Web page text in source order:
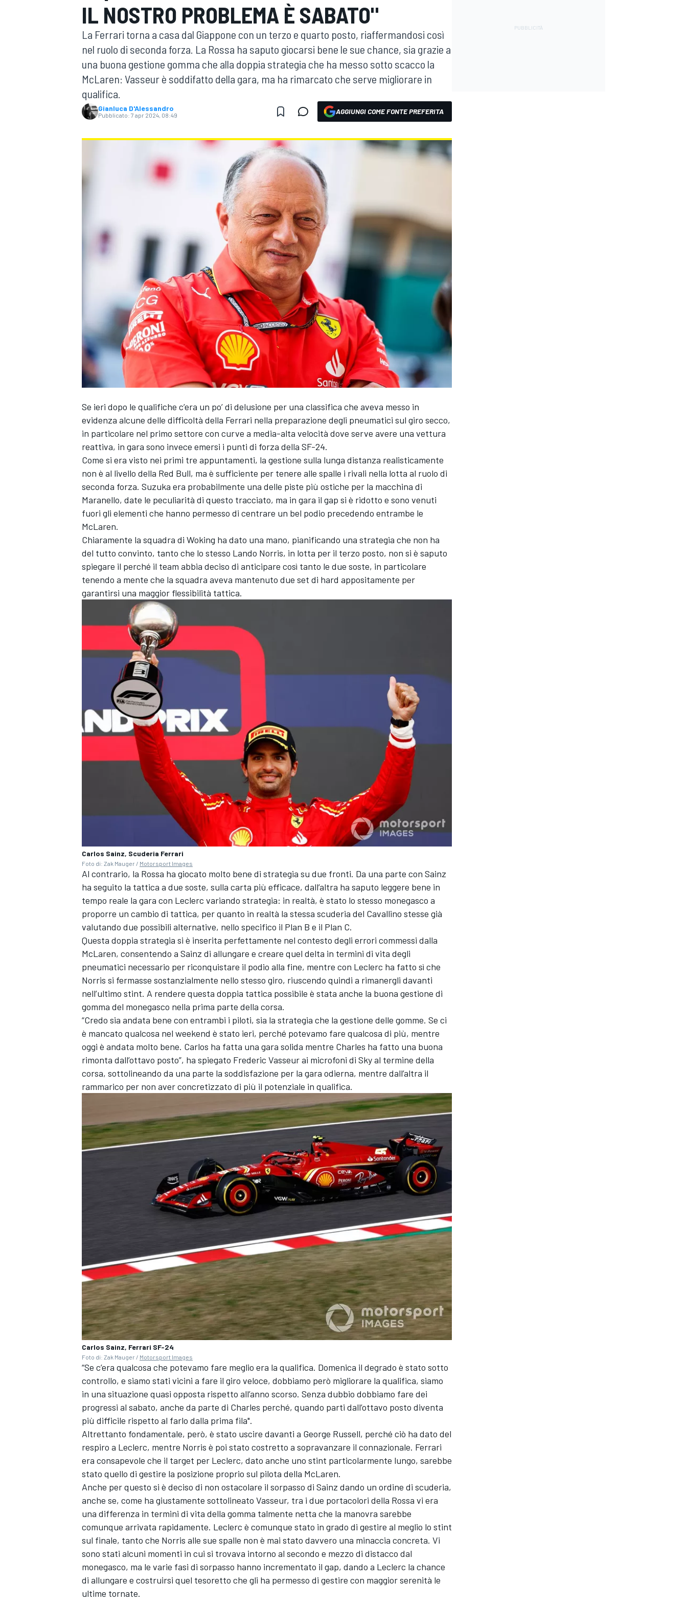
MOTOGP WEC
MONOPOSTO
ENDURANCE/GT
RALLY
IL NOSTRO PROBLEMA È SABATO"
La Ferrari torna a casa dal Giappone con un terzo e quarto posto, riaffermandosi così
nel ruolo di seconda forza. La Rossa ha saputo giocarsi bene le sue chance, sia grazie a
una buona gestione gomma che alla doppia strategia che ha messo sotto scacco la
McLaren: Vasseur è soddifatto della gara, ma ha rimarcato che serve migliorare in
qualifica.
Gianluca D'Alessandro
Pubblicato: 7 apr 2024, 08:49 AGGIUNGI COME FONTE PREFERITA
Se ieri dopo le qualifiche c’era un po’ di delusione per una classifica che aveva messo in
evidenza alcune delle difficoltà della Ferrari nella preparazione degli pneumatici sul giro secco,
in particolare nel primo settore con curve a media-alta velocità dove serve avere una vettura
reattiva, in gara sono invece emersi i punti di forza della SF-24.
Come si era visto nei primi tre appuntamenti, la gestione sulla lunga distanza realisticamente
non è al livello della Red Bull, ma è sufficiente per tenere alle spalle i rivali nella lotta al ruolo di
seconda forza. Suzuka era probabilmente una delle piste più ostiche per la macchina di
Maranello, date le peculiarità di questo tracciato, ma in gara il gap si è ridotto e sono venuti
fuori gli elementi che hanno permesso di centrare un bel podio precedendo entrambe le
McLaren.
Chiaramente la squadra di Woking ha dato una mano, pianificando una strategia che non ha
del tutto convinto, tanto che lo stesso Lando Norris, in lotta per il terzo posto, non si è saputo
spiegare il perché il team abbia deciso di anticipare così tanto le due soste, in particolare
tenendo a mente che la squadra aveva mantenuto due set di hard appositamente per
garantirsi una maggior flessibilità tattica.
Carlos Sainz, Scuderia Ferrari
Foto di: Zak Mauger / Motorsport Images
Al contrario, la Rossa ha giocato molto bene di strategia su due fronti. Da una parte con Sainz
ha seguito la tattica a due soste, sulla carta più efficace, dall’altra ha saputo leggere bene in
tempo reale la gara con Leclerc variando strategia: in realtà, è stato lo stesso monegasco a
proporre un cambio di tattica, per quanto in realtà la stessa scuderia del Cavallino stesse già
valutando due possibili alternative, nello specifico il Plan B e il Plan C.
Questa doppia strategia si è inserita perfettamente nel contesto degli errori commessi dalla
McLaren, consentendo a Sainz di allungare e creare quel delta in termini di vita degli
pneumatici necessario per riconquistare il podio alla fine, mentre con Leclerc ha fatto sì che
Norris si fermasse sostanzialmente nello stesso giro, riuscendo quindi a rimanergli davanti
nell’ultimo stint. A rendere questa doppia tattica possibile è stata anche la buona gestione di
gomma del monegasco nella prima parte della corsa.
“Credo sia andata bene con entrambi i piloti, sia la strategia che la gestione delle gomme. Se ci
è mancato qualcosa nel weekend è stato ieri, perché potevamo fare qualcosa di più, mentre
oggi è andata molto bene. Carlos ha fatta una gara solida mentre Charles ha fatto una buona
rimonta dall’ottavo posto”, ha spiegato Frederic Vasseur ai microfoni di Sky al termine della
corsa, sottolineando da una parte la soddisfazione per la gara odierna, mentre dall’altra il
rammarico per non aver concretizzato di più il potenziale in qualifica.
Carlos Sainz, Ferrari SF-24
Foto di: Zak Mauger / Motorsport Images
“Se c’era qualcosa che potevamo fare meglio era la qualifica. Domenica il degrado è stato sotto
controllo, e siamo stati vicini a fare il giro veloce, dobbiamo però migliorare la qualifica, siamo
in una situazione quasi opposta rispetto all’anno scorso. Senza dubbio dobbiamo fare dei
progressi al sabato, anche da parte di Charles perché, quando parti dall’ottavo posto diventa
più difficile rispetto al farlo dalla prima fila".
Altrettanto fondamentale, però, è stato uscire davanti a George Russell, perché ciò ha dato del
respiro a Leclerc, mentre Norris è poi stato costretto a sopravanzare il connazionale. Ferrari
era consapevole che il target per Leclerc, dato anche uno stint particolarmente lungo, sarebbe
stato quello di gestire la posizione proprio sul pilota della McLaren.
Anche per questo si è deciso di non ostacolare il sorpasso di Sainz dando un ordine di scuderia,
anche se, come ha giustamente sottolineato Vasseur, tra i due portacolori della Rossa vi era
una differenza in termini di vita della gomma talmente netta che la manovra sarebbe
comunque arrivata rapidamente. Leclerc è comunque stato in grado di gestire al meglio lo stint
sul finale, tanto che Norris alle sue spalle non è mai stato davvero una minaccia concreta. Vi
sono stati alcuni momenti in cui si trovava intorno al secondo e mezzo di distacco dal
monegasco, ma le varie fasi di sorpasso hanno incrementato il gap, dando a Leclerc la chance
di allungare e costruirsi quel tesoretto che gli ha permesso di gestire con maggior serenità le
ultime tornate.